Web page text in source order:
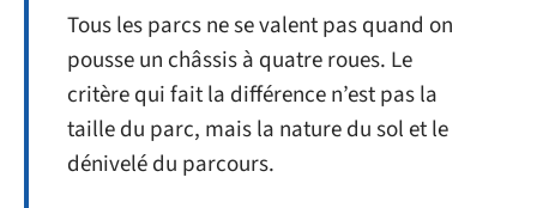
Tous les parcs ne se valent pas quand on
pousse un châssis à quatre roues. Le
critère qui fait la différence n’est pas la
taille du parc, mais la nature du sol et le
dénivelé du parcours.